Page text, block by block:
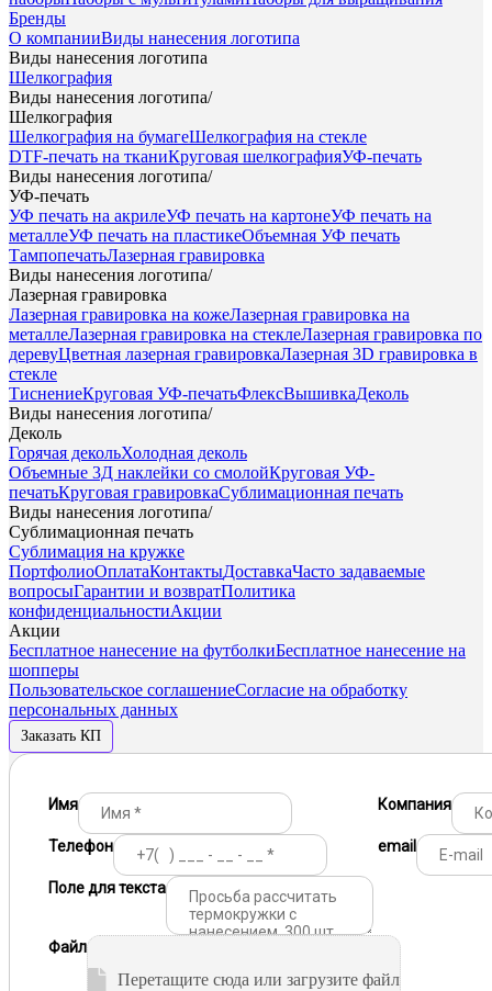
Бренды
О компанииВиды нанесения логотипа
Виды нанесения логотипа
Шелкография
Виды нанесения логотипа/
Шелкография
Шелкография на бумагеШелкография на стекле
DTF-печать на тканиКруговая шелкографияУФ-печать
Виды нанесения логотипа/
УФ-печать
УФ печать на акрилеУФ печать на картонеУФ печать на
металлеУФ печать на пластикеОбъемная УФ печать
ТампопечатьЛазерная гравировка
Виды нанесения логотипа/
Лазерная гравировка
Лазерная гравировка на кожеЛазерная гравировка на
металлеЛазерная гравировка на стеклеЛазерная гравировка по
деревуЦветная лазерная гравировкаЛазерная 3D гравировка в
стекле
ТиснениеКруговая УФ-печатьФлексВышивкаДеколь
Виды нанесения логотипа/
Деколь
Горячая декольХолодная деколь
Объемные 3Д наклейки со смолойКруговая УФ-
печатьКруговая гравировкаСублимационная печать
Виды нанесения логотипа/
Сублимационная печать
Сублимация на кружке
ПортфолиоОплатаКонтактыДоставкаЧасто задаваемые
вопросыГарантии и возвратПолитика
конфиденциальностиАкции
Акции
Бесплатное нанесение на футболкиБесплатное нанесение на
шопперы
Пользовательское соглашениеСогласие на обработку
персональных данных
Заказать КП
Имя Компания
Телефон email
Поле для текста
Файл
Перетащите сюда или загрузите файл